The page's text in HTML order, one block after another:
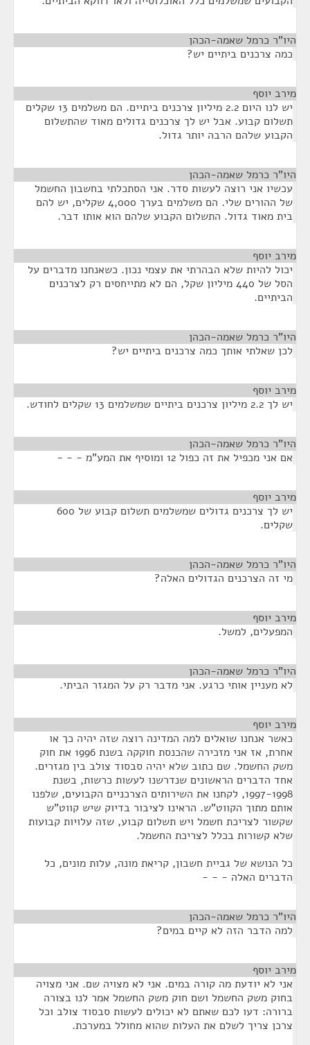
היו"ר כרמל שאמה-הכהן
כמה צרכנים ביתיים יש?
מירב יוסף
יש לנו היום 2.2 מיליון צרכנים ביתיים. הם משלמים 13 שקלים
תשלום קבוע. אבל יש לך צרכנים גדולים מאוד שהתשלום
הקבוע שלהם הרבה יותר גדול.
היו"ר כרמל שאמה-הכהן
עכשיו אני רוצה לעשות סדר. אני הסתכלתי בחשבון החשמל
של ההורים שלי. הם משלמים בערך 4,000 שקלים, יש להם
בית מאוד גדול. התשלום הקבוע שלהם הוא אותו דבר.
מירב יוסף
יכול להיות שלא הבהרתי את עצמי נכון. כשאנחנו מדברים על
הסל של 440 מיליון שקל, הם לא מתייחסים רק לצרכנים
הביתיים.
היו"ר כרמל שאמה-הכהן
לכן שאלתי אותך כמה צרכנים ביתיים יש?
מירב יוסף
יש לך 2.2 מיליון צרכנים ביתיים שמשלמים 13 שקלים לחודש.
היו"ר כרמל שאמה-הכהן
אם אני מכפיל את זה כפול 12 ומוסיף את המע"מ - - -
מירב יוסף
יש לך צרכנים גדולים שמשלמים תשלום קבוע של 600
שקלים.
היו"ר כרמל שאמה-הכהן
מי זה הצרכנים הגדולים האלה?
מירב יוסף
המפעלים, למשל.
היו"ר כרמל שאמה-הכהן
לא מעניין אותי כרגע. אני מדבר רק על המגזר הביתי.
מירב יוסף
כאשר אנחנו שואלים למה המדינה רוצה שזה יהיה כך או
אחרת, אז אני מזכירה שהכנסת חוקקה בשנת 1996 את חוק
משק החשמל. שם כתוב שלא יהיה סבסוד צולב בין מגזרים.
אחד הדברים הראשונים שנדרשנו לעשות כרשות, בשנת
1997-1998, לקחנו את השירותים הצרכניים הקבועים, שלפנו
אותם מתוך הקווט"ש. הראינו לציבור בדיוק שיש קווט"ש
שקשור לצריכת חשמל ויש תשלום קבוע, שזה עלויות קבועות
שלא קשורות בכלל לצריכת החשמל.
כל הנושא של גביית חשבון, קריאת מונה, עלות מונים, כל
הדברים האלה - - -
היו"ר כרמל שאמה-הכהן
למה הדבר הזה לא קיים במים?
מירב יוסף
אני לא יודעת מה קורה במים. אני לא מצויה שם. אני מצויה
בחוק משק החשמל ושם חוק משק החשמל אמר לנו בצורה
ברורה: דעו לכם שאתם לא יכולים לעשות סבסוד צולב וכל
צרכן צריך לשלם את העלות שהוא מחולל במערכת.